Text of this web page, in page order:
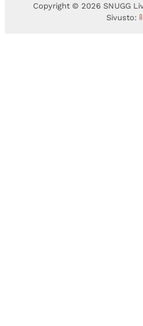
Copyright © 2026 SNUGG
Sivusto: